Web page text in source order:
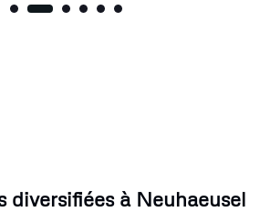
diversifiées à Neuhaeusel